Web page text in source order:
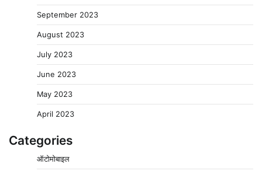
September 2023
August 2023
July 2023
June 2023
May 2023
April 2023
Categories
ऑटोमोबाइल